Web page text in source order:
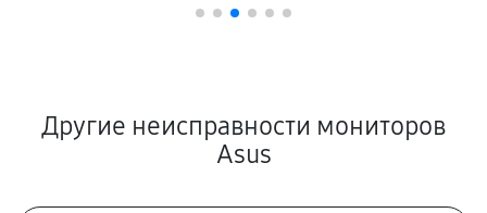
Другие неисправности мониторов
Asus